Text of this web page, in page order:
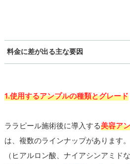
料金に差が出る主な要因
1.使用するアンプルの種類とグレード
ララピール施術後に導入する美容ア
は、複数のラインナップがあります
（ヒアルロン酸、ナイアシンアミド